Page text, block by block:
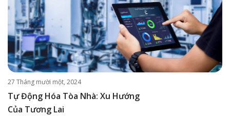
27 Tháng mười một, 2024
Tự Động Hóa Tòa Nhà: Xu Hướng
Của Tương Lai